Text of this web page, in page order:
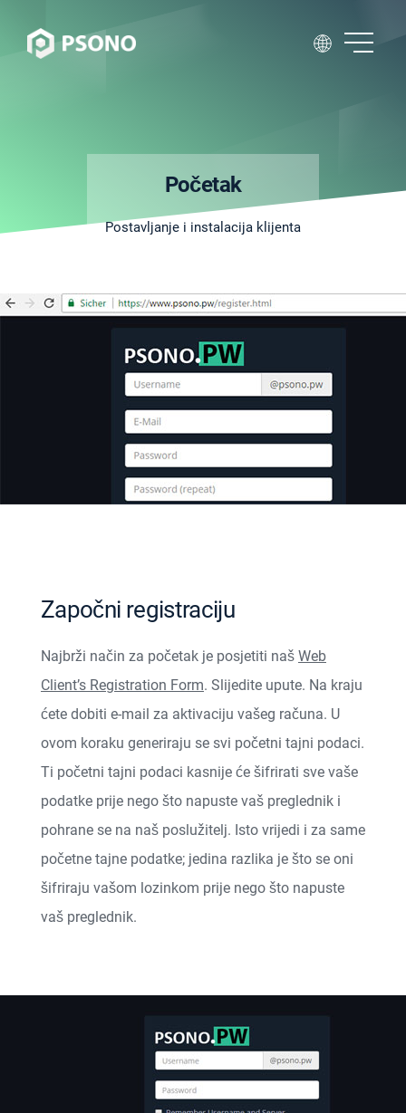
Početak
Postavljanje i instalacija klijenta
Započni registraciju
Najbrži način za početak je posjetiti naš Web
Client’s Registration Form. Slijedite upute. Na kraju
ćete dobiti e-mail za aktivaciju vašeg računa. U
ovom koraku generiraju se svi početni tajni podaci.
Ti početni tajni podaci kasnije će šifrirati sve vaše
podatke prije nego što napuste vaš preglednik i
pohrane se na naš poslužitelj. Isto vrijedi i za same
početne tajne podatke; jedina razlika je što se oni
šifriraju vašom lozinkom prije nego što napuste
vaš preglednik.